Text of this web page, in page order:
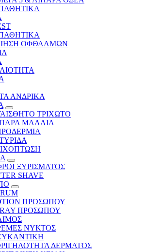
ΟΦΘΑΛΜΩΝ
ΑΝΔΡΙΚΑ
ΤΡΙΧΩΤΟ
ΜΑΛΛΙΑ
ΞΥΡΙΣΜΑΤΟΣ
SHAVE
ΠΡΟΣΩΠΟΥ
ΠΡΟΣΩΠΟΥ
ΝΥΚΤΟΣ
ΔΕΡΜΑΤΟΣ